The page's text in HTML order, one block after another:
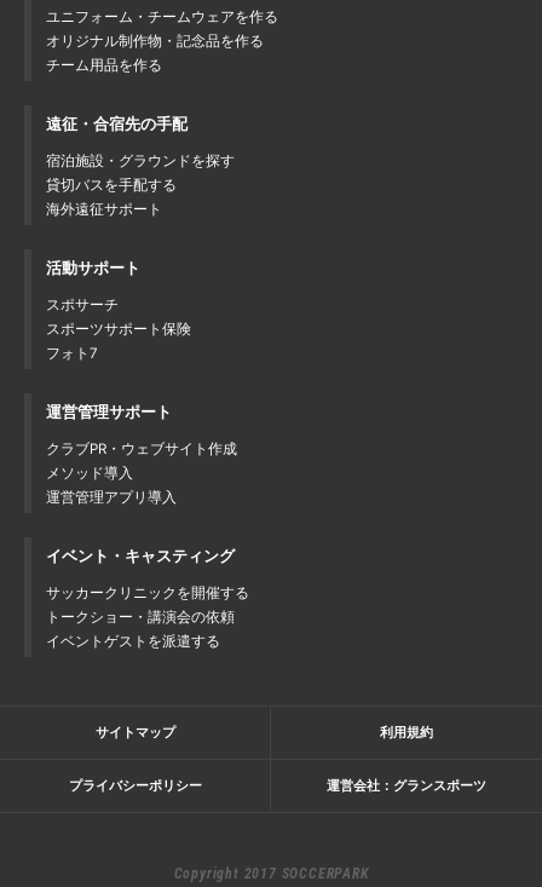
ユニフォーム・チームウェアを作る
オリジナル制作物・記念品を作る
チーム用品を作る
遠征・合宿先の手配
宿泊施設・グラウンドを探す
貸切バスを手配する
海外遠征サポート
活動サポート
スポサーチ
スポーツサポート保険
フォト7
運営管理サポート
クラブPR・ウェブサイト作成
メソッド導入
運営管理アプリ導入
イベント・キャスティング
サッカークリニックを開催する
トークショー・講演会の依頼
イベントゲストを派遣する
サイトマップ 利用規約
プライバシーポリシー 運営会社：グランスポーツ
Copyright 2017 SOCCERPARK